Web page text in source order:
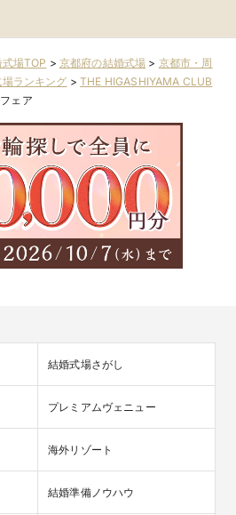
場TOP > 京都府の結婚式場 > 京都市・周
ランキング >THE HIGASHIYAMA CLUB
ェア
結婚式場さがし
プレミアムヴェニュー
海外リゾート
結婚準備ノウハウ